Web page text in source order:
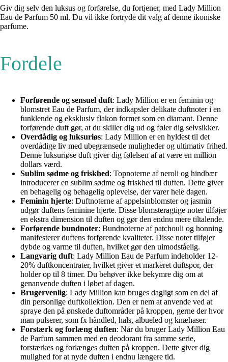
Giv dig selv den luksus og forførelse, du fortjener, med Lady Million
Eau de Parfum 50 ml. Du vil ikke fortryde dit valg af denne ikoniske
parfume.
Fordele
Forførende og sensuel duft: Lady Million er en feminin og
blomstret Eau de Parfum, der indkapsler delikate duftnoter i en
funklende og eksklusiv flakon formet som en diamant. Denne
forførende duft gør, at du skiller dig ud og føler dig selvsikker.
Overdådig og luksuriøs: Lady Million er en hyldest til det
overdådige liv med ubegrænsede muligheder og ultimativ frihed.
Denne luksuriøse duft giver dig følelsen af at være en million
dollars værd.
Sublim sødme og friskhed: Topnoterne af neroli og hindbær
introducerer en sublim sødme og friskhed til duften. Dette giver
en behagelig og behagelig oplevelse, der varer hele dagen.
Feminin hjerte: Duftnoterne af appelsinblomster og jasmin
udgør duftens feminine hjerte. Disse blomsteragtige noter tilføjer
en ekstra dimension til duften og gør den endnu mere tiltalende.
Forførende bundnoter: Bundnoterne af patchouli og honning
manifesterer duftens forførende kvaliteter. Disse noter tilføjer
dybde og varme til duften, hvilket gør den uimodståelig.
Langvarig duft: Lady Million Eau de Parfum indeholder 12-
20% duftkoncentrater, hvilket giver et markeret duftspor, der
holder op til 8 timer. Du behøver ikke bekymre dig om at
genanvende duften i løbet af dagen.
Brugervenlig: Lady Million kan bruges dagligt som en del af
din personlige duftkollektion. Den er nem at anvende ved at
spraye den på ønskede duftområder på kroppen, gerne der hvor
man pulserer, som fx håndled, hals, albueled og knæhaser.
Forstærk og forlæng duften: Når du bruger Lady Million Eau
de Parfum sammen med en deodorant fra samme serie,
forstærkes og forlænges duften på kroppen. Dette giver dig
mulighed for at nyde duften i endnu længere tid.